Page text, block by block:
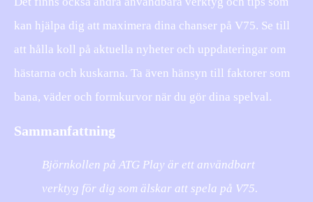
kan hjälpa dig att maximera dina chanser på V75. Se till
att hålla koll på aktuella nyheter och uppdateringar om
hästarna och kuskarna. Ta även hänsyn till faktorer som
bana, väder och formkurvor när du gör dina spelval.
Sammanfattning
Björnkollen på ATG Play är ett användbart
verktyg för dig som älskar att spela på V75.